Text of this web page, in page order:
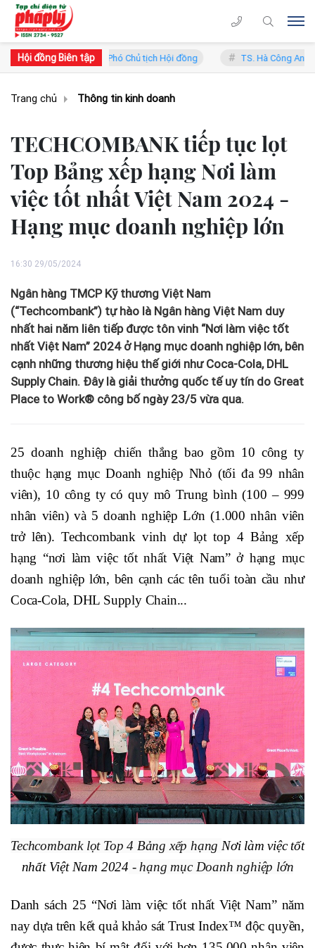
Hội đồng Biên tập
Lý - Phó Chủ tịch Hội đồng TS. Hà Công Anh Bảo - Phó Chủ
Trang chủ Thông tin kinh doanh
TECHCOMBANK tiếp tục lọt
Top Bảng xếp hạng Nơi làm
việc tốt nhất Việt Nam 2024 -
Hạng mục doanh nghiệp lớn
16:30 29/05/2024
Ngân hàng TMCP Kỹ thương Việt Nam
(“Techcombank”) tự hào là Ngân hàng Việt Nam duy
nhất hai năm liên tiếp được tôn vinh “Nơi làm việc tốt
nhất Việt Nam” 2024 ở Hạng mục doanh nghiệp lớn, bên
cạnh những thương hiệu thế giới như Coca-Cola, DHL
Supply Chain. Đây là giải thưởng quốc tế uy tín do Great
Place to Work® công bố ngày 23/5 vừa qua.
25 doanh nghiệp chiến thắng bao gồm 10 công ty
thuộc hạng mục Doanh nghiệp Nhỏ (tối đa 99 nhân
viên), 10 công ty có quy mô Trung bình (100 – 999
nhân viên) và 5 doanh nghiệp Lớn (1.000 nhân viên
trở lên). Techcombank vinh dự lọt top 4 Bảng xếp
hạng “nơi làm việc tốt nhất Việt Nam” ở hạng mục
doanh nghiệp lớn, bên cạnh các tên tuổi toàn cầu như
Coca-Cola, DHL Supply Chain...
Techcombank lọt Top 4 Bảng xếp hạng Nơi làm việc tốt
nhất Việt Nam 2024 - hạng mục Doanh nghiệp lớn
Danh sách 25 “Nơi làm việc tốt nhất Việt Nam” năm
nay dựa trên kết quả khảo sát Trust Index™ độc quyền,